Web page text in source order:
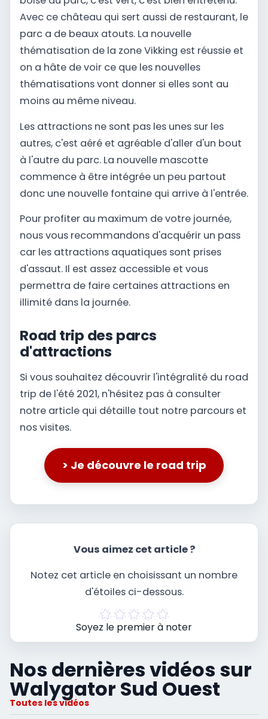
Avec ce château qui sert aussi de restaurant, le
parc a de beaux atouts. La nouvelle
thématisation de la zone Vikking est réussie et
on a hâte de voir ce que les nouvelles
thématisations vont donner si elles sont au
moins au même niveau.
Les attractions ne sont pas les unes sur les
autres, c'est aéré et agréable d'aller d'un bout
à l'autre du parc. La nouvelle mascotte
commence à être intégrée un peu partout
donc une nouvelle fontaine qui arrive à l'entrée.
Pour profiter au maximum de votre journée,
nous vous recommandons d'acquérir un pass
car les attractions aquatiques sont prises
d'assaut. Il est assez accessible et vous
permettra de faire certaines attractions en
illimité dans la journée.
Road trip des parcs
d'attractions
Si vous souhaitez découvrir l'intégralité du road
trip de l'été 2021, n'hésitez pas à consulter
notre article qui détaille tout notre parcours et
nos visites.
> Je découvre le road trip
Vous aimez cet article ?
Notez cet article en choisissant un nombre
d'étoiles ci-dessous.
Soyez le premier à noter
Nos dernières vidéos sur
Walygator Sud Ouest
Toutes les vidéos